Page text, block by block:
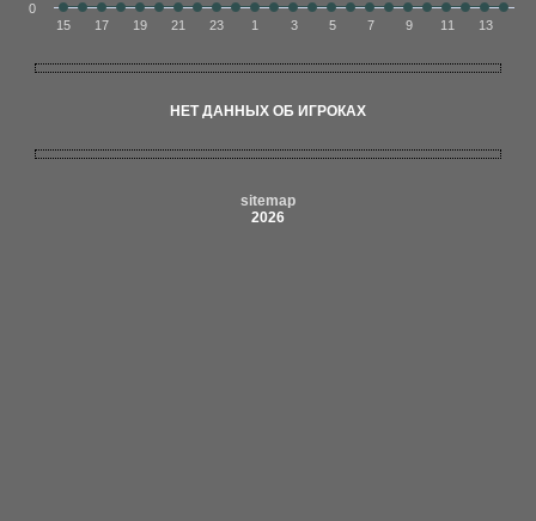
15 17 19 21 23 1 3 5 7 9 11 13
0
НЕТ ДАННЫХ ОБ ИГРОКАХ
sitemap
2026